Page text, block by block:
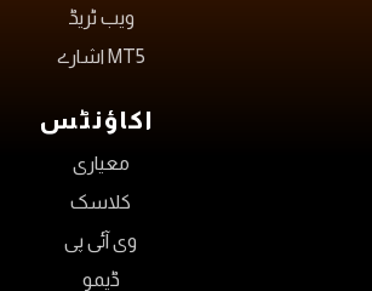
ویب ٹریڈ
MT5 اشارے
اکاؤنٹس
معیاری
کلاسک
وی آئی پی
ڈیمو